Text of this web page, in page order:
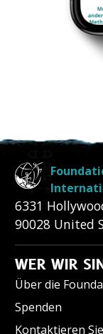
6331
90028 United
WER WIR
Über die
Spenden
Kontaktieren